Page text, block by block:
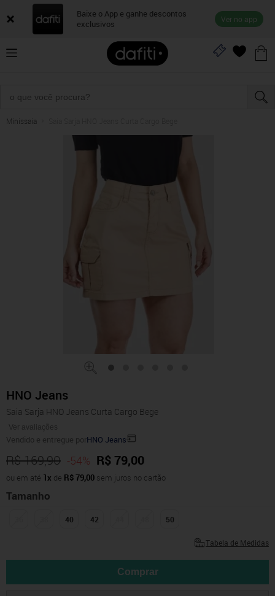
Baixe o App e ganhe descontos
exclusivos
Ver no app
Minissaia
HNO Jeans
Saia Sarja HNO Jeans Curta Cargo Bege
Ver avaliações
Vendido e entregue porHNO Jeans
R$ 169,90 -54% R$ 79,00
ou em até 1x de R$ 79,00 sem juros no cartão
Tamanho
40 42 50
Tabela de Medidas
Comprar